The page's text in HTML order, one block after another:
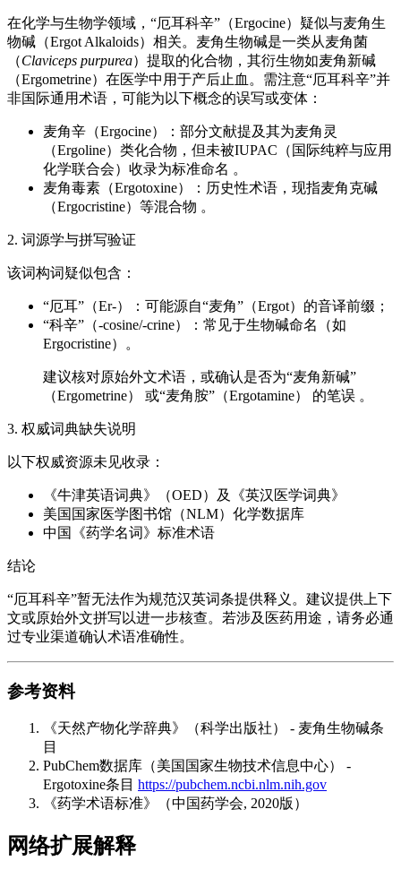
在化学与生物学领域，“厄耳科辛”（Ergocine）疑似与麦角生
物碱（Ergot Alkaloids）相关。麦角生物碱是一类从麦角菌
（Claviceps purpurea）提取的化合物，其衍生物如麦角新碱
（Ergometrine）在医学中用于产后止血。需注意“厄耳科辛”并
非国际通用术语，可能为以下概念的误写或变体：
麦角辛（Ergocine）：部分文献提及其为麦角灵
（Ergoline）类化合物，但未被IUPAC（国际纯粹与应用
化学联合会）收录为标准命名 。
麦角毒素（Ergotoxine）：历史性术语，现指麦角克碱
（Ergocristine）等混合物 。
2. 词源学与拼写验证
该词构词疑似包含：
“厄耳”（Er-）：可能源自“麦角”（Ergot）的音译前缀；
“科辛”（-cosine/-crine）：常见于生物碱命名（如
Ergocristine）。
建议核对原始外文术语，或确认是否为“麦角新碱”
（Ergometrine） 或“麦角胺”（Ergotamine） 的笔误 。
3. 权威词典缺失说明
以下权威资源未见收录：
《牛津英语词典》（OED）及《英汉医学词典》
美国国家医学图书馆（NLM）化学数据库
中国《药学名词》标准术语
结论
“厄耳科辛”暂无法作为规范汉英词条提供释义。建议提供上下
文或原始外文拼写以进一步核查。若涉及医药用途，请务必通
过专业渠道确认术语准确性。
参考资料
《天然产物化学辞典》（科学出版社） - 麦角生物碱条
目
PubChem数据库（美国国家生物技术信息中心） -
Ergotoxine条目 https://pubchem.ncbi.nlm.nih.gov
《药学术语标准》（中国药学会, 2020版）
网络扩展解释